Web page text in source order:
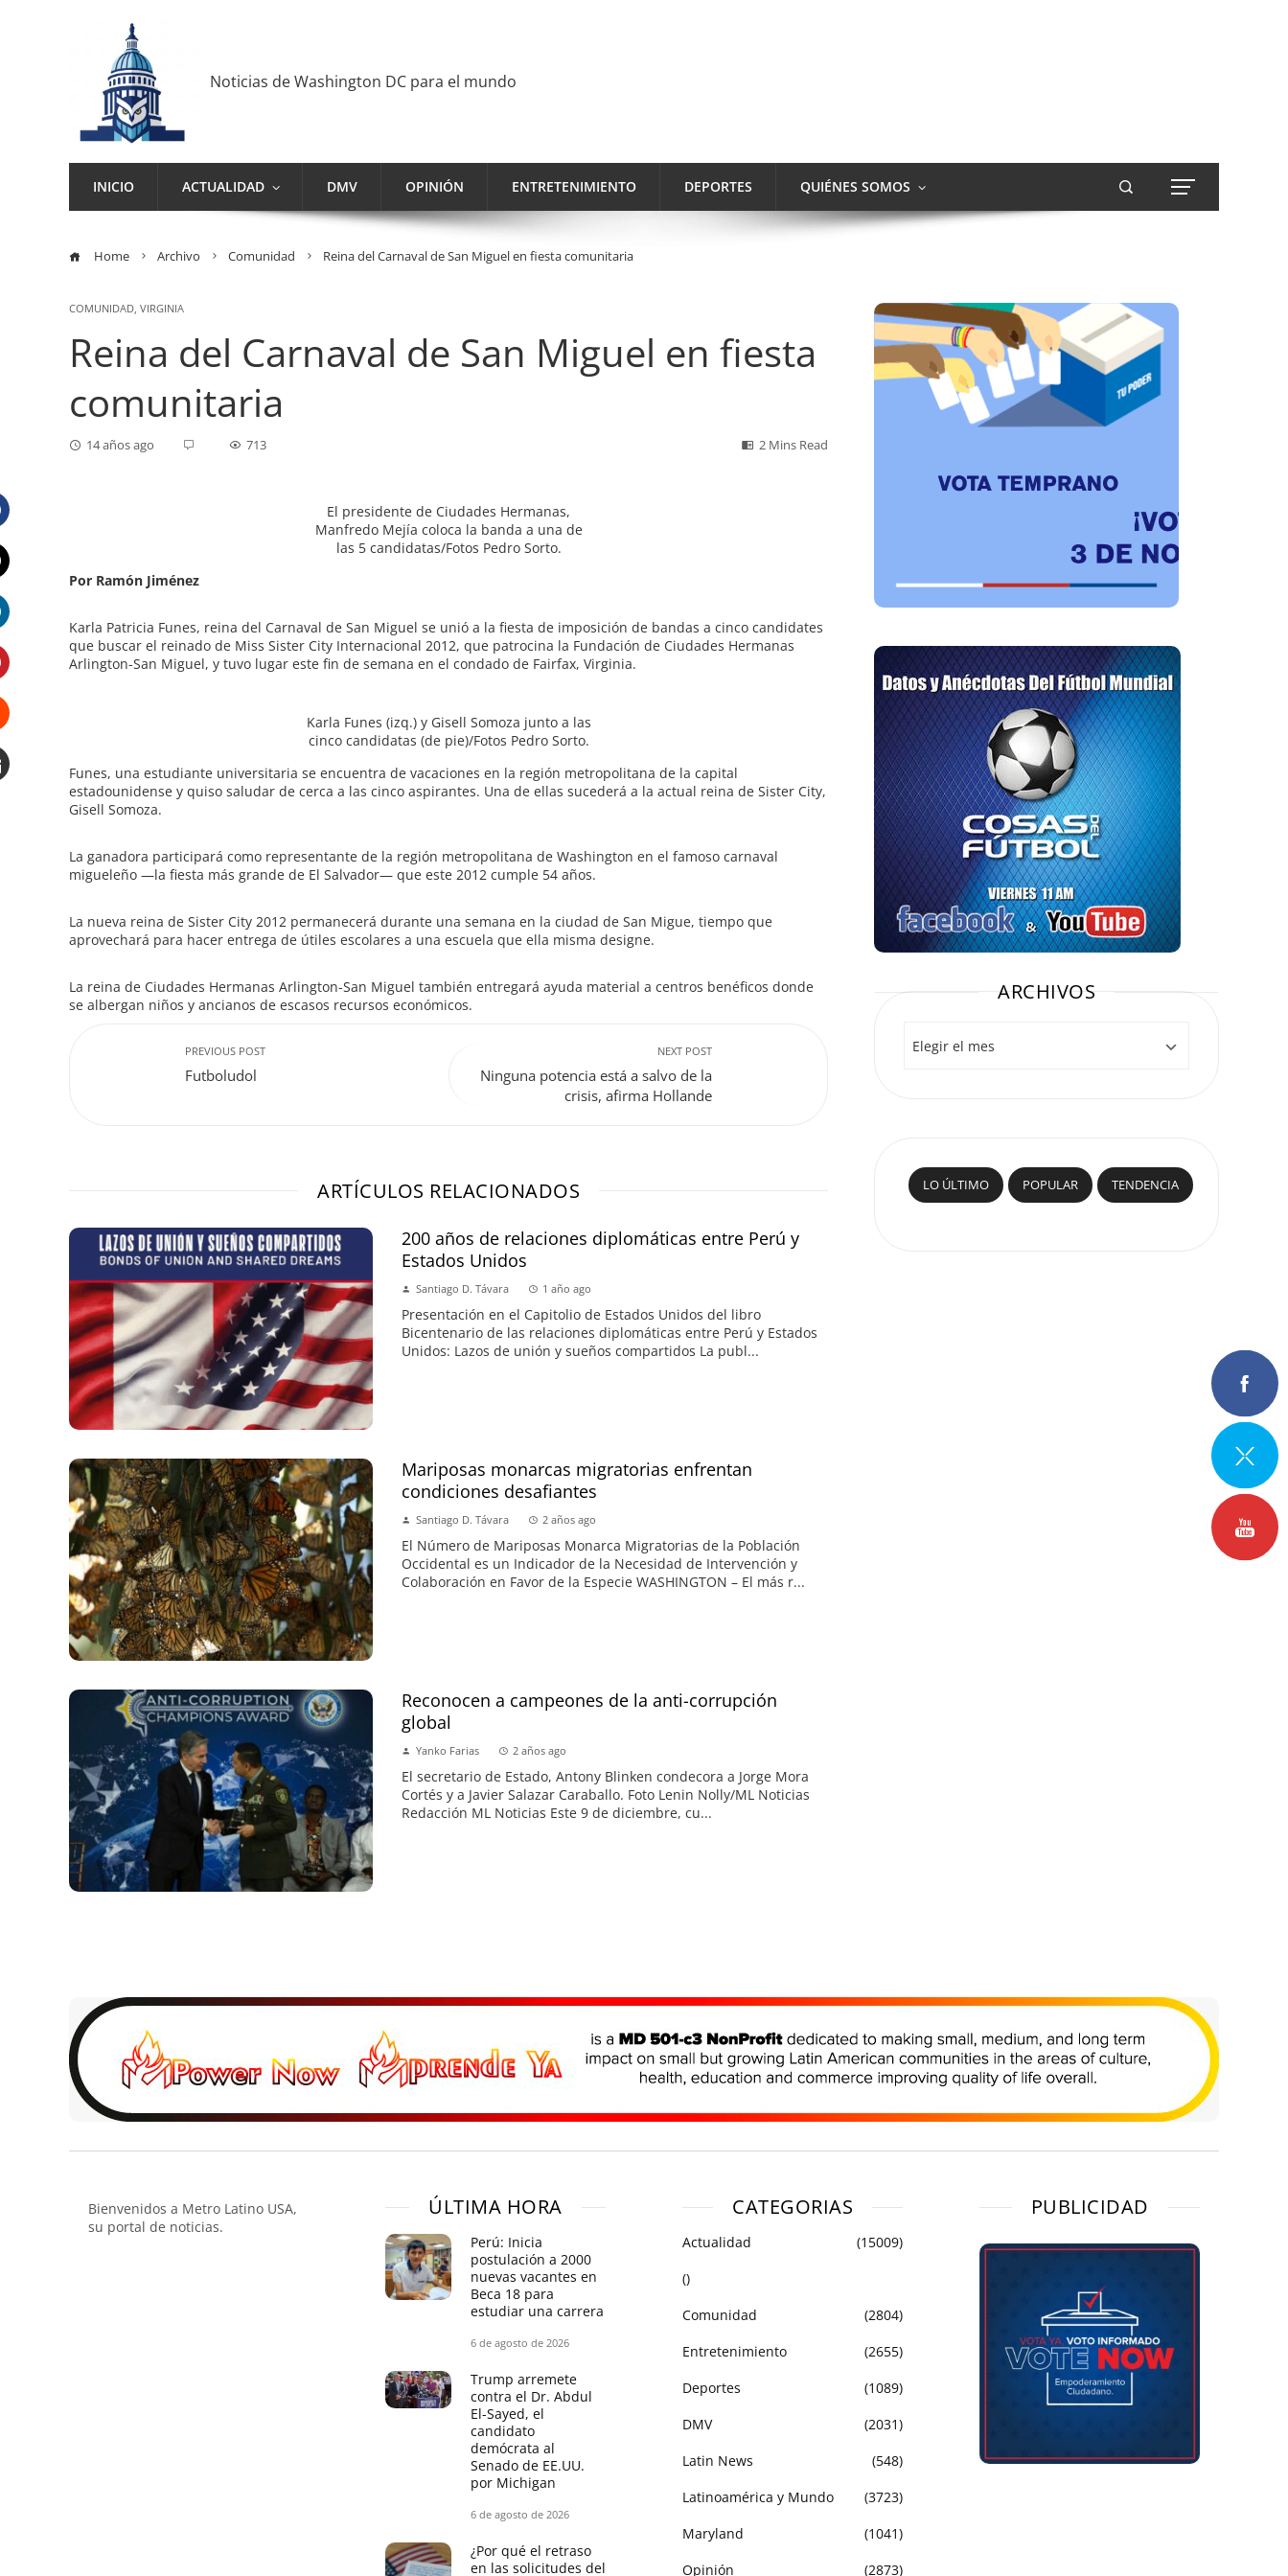
Noticias de Washington DC para el mundo
INICIO ACTUALIDAD DMV OPINIÓN ENTRETENIMIENTO DEPORTES QUIÉNES SOMOS
Home Archivo Comunidad Reina del Carnaval de San Miguel en fiesta comunitaria
COMUNIDAD, VIRGINIA
Reina del Carnaval de San Miguel en fiesta
comunitaria
14 años ago 713 2 Mins Read
El presidente de Ciudades Hermanas,
Manfredo Mejía coloca la banda a una de
las 5 candidatas/Fotos Pedro Sorto.
Por Ramón Jiménez
Karla Patricia Funes, reina del Carnaval de San Miguel se unió a la fiesta de imposición de bandas a cinco candidates
que buscar el reinado de Miss Sister City Internacional 2012, que patrocina la Fundación de Ciudades Hermanas
Arlington-San Miguel, y tuvo lugar este fin de semana en el condado de Fairfax, Virginia.
Karla Funes (izq.) y Gisell Somoza junto a las
cinco candidatas (de pie)/Fotos Pedro Sorto.
Funes, una estudiante universitaria se encuentra de vacaciones en la región metropolitana de la capital
estadounidense y quiso saludar de cerca a las cinco aspirantes. Una de ellas sucederá a la actual reina de Sister City,
Gisell Somoza.
La ganadora participará como representante de la región metropolitana de Washington en el famoso carnaval
migueleño —la fiesta más grande de El Salvador— que este 2012 cumple 54 años.
La nueva reina de Sister City 2012 permanecerá durante una semana en la ciudad de San Migue, tiempo que
aprovechará para hacer entrega de útiles escolares a una escuela que ella misma designe.
La reina de Ciudades Hermanas Arlington-San Miguel también entregará ayuda material a centros benéficos donde
se albergan niños y ancianos de escasos recursos económicos.
PREVIOUS POST
Futboludol
NEXT POST
Ninguna potencia está a salvo de la
crisis, afirma Hollande
ARTÍCULOS RELACIONADOS
200 años de relaciones diplomáticas entre Perú y
Estados Unidos
Santiago D. Távara 1 año ago
Presentación en el Capitolio de Estados Unidos del libro
Bicentenario de las relaciones diplomáticas entre Perú y Estados
Unidos: Lazos de unión y sueños compartidos La publ...
Mariposas monarcas migratorias enfrentan
condiciones desafiantes
Santiago D. Távara 2 años ago
El Número de Mariposas Monarca Migratorias de la Población
Occidental es un Indicador de la Necesidad de Intervención y
Colaboración en Favor de la Especie WASHINGTON – El más r...
Reconocen a campeones de la anti-corrupción
global
Yanko Farias 2 años ago
El secretario de Estado, Antony Blinken condecora a Jorge Mora
Cortés y a Javier Salazar Caraballo. Foto Lenin Nolly/ML Noticias
Redacción ML Noticias Este 9 de diciembre, cu...
ARCHIVOS
LO ÚLTIMO POPULAR TENDENCIA
Bienvenidos a Metro Latino USA,
su portal de noticias.
ÚLTIMA HORA
Perú: Inicia
postulación a 2000
nuevas vacantes en
Beca 18 para
estudiar una carrera
6 de agosto de 2026
Trump arremete
contra el Dr. Abdul
El-Sayed, el
candidato
demócrata al
Senado de EE.UU.
por Michigan
6 de agosto de 2026
¿Por qué el retraso
en las solicitudes del
CATEGORIAS
Actualidad
(15009)
()
Comunidad
(2804)
Entretenimiento
(2655)
Deportes
(1089)
DMV
(2031)
Latin News
(548)
Latinoamérica y Mundo
(3723)
Maryland
(1041)
Opinión
(2873)
PUBLICIDAD